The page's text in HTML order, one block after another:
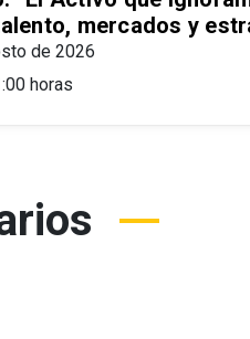
mercados y
de 2026
horas